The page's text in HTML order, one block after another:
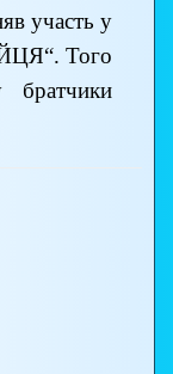
участь у
Того